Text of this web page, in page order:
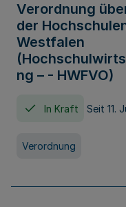
Verordnung
der
Westfalen
ng – - HWFVO)
In Kraft Seit 11.
Verordnung